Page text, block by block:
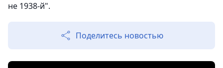
не 1938-й".
Поделитесь новостью